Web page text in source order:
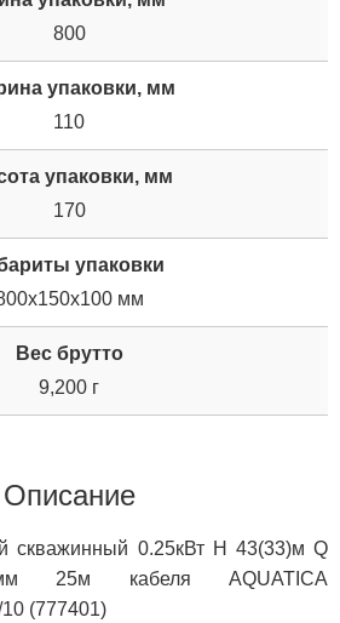
800
упаковки, мм
110
упаковки, мм
170
упаковки
мм
Вес брутто
9,200 г
Описание
скважинный 0.25кВт H 43(33)м Q
25м кабеля AQUATICA
(777401)